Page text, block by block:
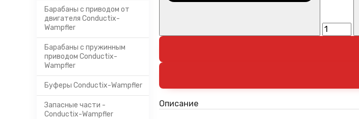
Барабаны с приводом от
двигателя Conductix-
Wampfler
Барабаны с пружинным
приводом Conductix-
Wampfler
Буферы Conductix-Wampfler
Запасные части -
Conductix-Wampfler
Описание